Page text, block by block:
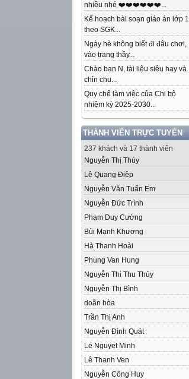
nhiều nhé ❤️❤️❤️❤️❤️❤️...
Kế hoạch bài soạn giáo án lớp 1
theo SGK...
Ngày hè không biết đi đâu chơi,
vào trang thầy...
Chào bạn N, tài liệu siêu hay và
chỉn chu...
Quy chế làm việc của Chi bộ
nhiệm kỳ 2025-2030...
THÀNH VIÊN TRỰC TUYẾN
237 khách và 17 thành viên
Nguyễn Thị Thúy
Lê Quang Điệp
Nguyễn Văn Tuấn Em
Nguyễn Đức Trình
Phạm Duy Cường
Bùi Mạnh Khương
Hà Thanh Hoài
Phung Van Hung
Nguyễn Thi Thu Thủy
Nguyễn Thị Bình
doãn hòa
Trần Thị Anh
Nguyễn Đình Quát
Le Nguyet Minh
Lê Thanh Ven
Nguyễn Công Huy